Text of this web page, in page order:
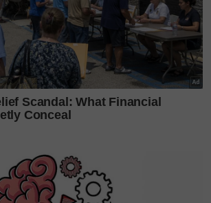
eklampsia.
untuk memindahkan isteri ke
Buloh, tapi dia diserang sawan
dalam wad,” ujarnya.
dilakukan untuk membuang
keadaannya kekal kritikal dan
menerima rawatan rapi, Ain